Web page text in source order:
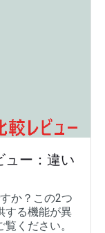
ュー：違い
か？この2つ
する機能が異
ください。